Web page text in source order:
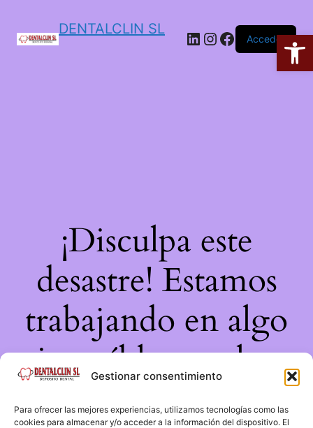
Gestionar consentimiento
Para ofrecer las mejores experiencias, utilizamos tecnologías como las
cookies para almacenar y/o acceder a la información del dispositivo. El
DENTALCLIN SL
Acceder
¡Disculpa este
desastre! Estamos
trabajando en algo
increíble, ¡vuelve
pronto!